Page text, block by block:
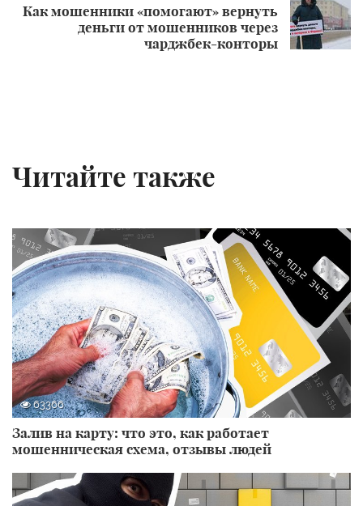
Как мошенники «помогают» вернуть
деньги от мошенников через
чарджбек-конторы
Читайте также
63366
Залив на карту: что это, как работает
мошенническая схема, отзывы людей